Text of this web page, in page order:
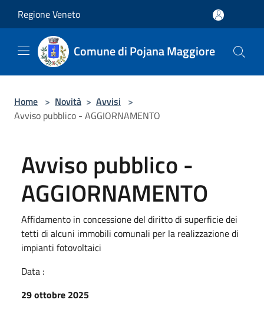
Regione Veneto
Comune di Pojana Maggiore
Home > Novità > Avvisi >
Avviso pubblico - AGGIORNAMENTO
Avviso pubblico -
AGGIORNAMENTO
Affidamento in concessione del diritto di superficie dei
tetti di alcuni immobili comunali per la realizzazione di
impianti fotovoltaici
Data :
29 ottobre 2025